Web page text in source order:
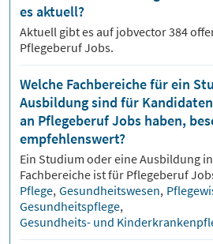
es aktuell?
Aktuell gibt es auf jobvector384
Pflegeberuf Jobs.
Welche Fachbereiche für ein
Ausbildung sind für
an Pflegeberuf Jobs haben,
empfehlenswert?
Ein Studium oder eine Ausbildung
Fachbereiche ist für Pflegeberuf
Pflege, Gesundheitswesen,
Gesundheitspflege,
Gesundheits- und